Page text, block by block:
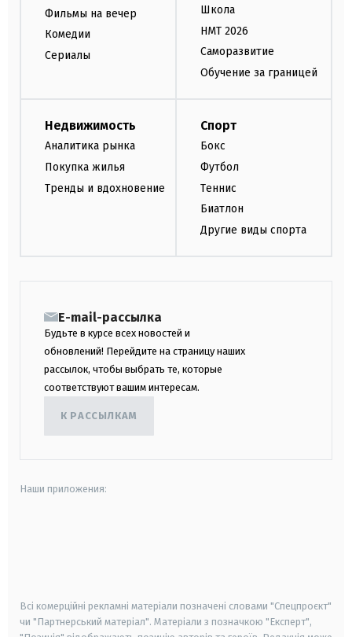
Фильмы на вечер
Комедии
Сериалы
Школа
НМТ 2026
Саморазвитие
Обучение за границей
Недвижимость
Аналитика рынка
Покупка жилья
Тренды и вдохновение
Спорт
Бокс
Футбол
Теннис
Биатлон
Другие виды спорта
E-mail-рассылка
Будьте в курсе всех новостей и
обновлений! Перейдите на страницу наших
рассылок, чтобы выбрать те, которые
соответствуют вашим интересам.
К РАССЫЛКАМ
Наши приложения:
Всі комерційні рекламні матеріали позначені словами "Спецпроєкт"
чи "Партнерський матеріал". Матеріали з позначкою "Експерт",